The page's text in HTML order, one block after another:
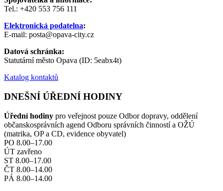
Tel.: +420 553 756 111
Elektronická podatelna:
E-mail: posta@opava-city.cz
Datová schránka:
Statutární město Opava (ID: 5eabx4t)
Katalog kontaktů
DNEŠNÍ ÚŘEDNÍ HODINY
Úřední hodiny pro veřejnost pouze Odbor dopravy, oddělení
občanskosprávních agend Odboru správních činností a OŽÚ
(matrika, OP a CD, evidence obyvatel)
PO 8.00–17.00
ÚT zavřeno
ST 8.00–17.00
ČT 8.00–14.00
PÁ 8.00–14.00